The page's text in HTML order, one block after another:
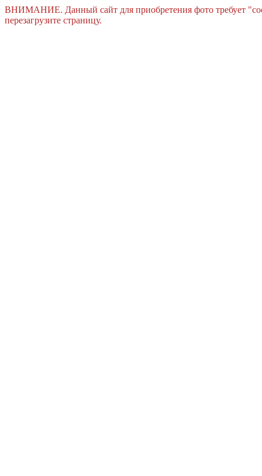
ВНИМАНИЕ. Данный сайт для приобретения фото требует
перезагрузите страницу.